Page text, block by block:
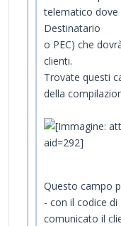
telematico dove
Destinatario
o PEC) che
clienti.
Trovate questi
della
Questo campo
- con il codice
comunicato il